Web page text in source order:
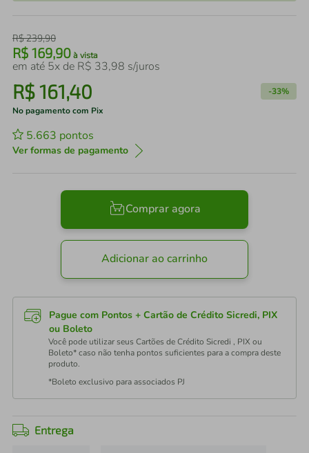
R$239,90
R$ 169,90 à vista
em até 5x de R$ 33,98 s/juros
R$161,40 -33%
No pagamento com Pix
5.663 pontos
Ver formas de pagamento
Comprar agora
Adicionar ao carrinho
Pague com Pontos + Cartão de Crédito Sicredi, PIX
ou Boleto
Você pode utilizar seus Cartões de Crédito Sicredi , PIX ou
Boleto* caso não tenha pontos suficientes para a compra deste
produto.
*Boleto exclusivo para associados PJ
Entrega